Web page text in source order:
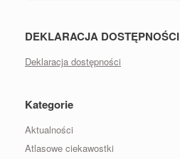
DEKLARACJA DOSTĘPNOŚCI
Deklaracja dostępności
Kategorie
Aktualności
Atlasowe ciekawostki